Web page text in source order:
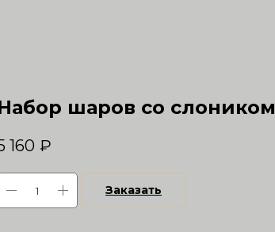
шаров со слоником
160 ₽
Заказать